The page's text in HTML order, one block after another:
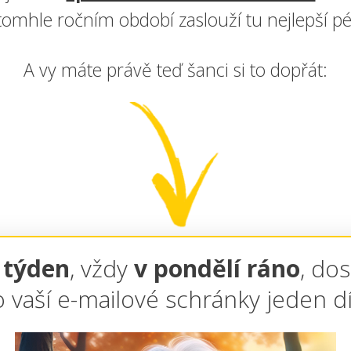
ročním období zaslouží tu nejlepší
A vy máte právě teď šanci si to dopřát:
, vždyv pondělí ráno,
vaší e-mailové schránky jeden